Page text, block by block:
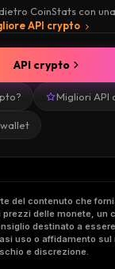
CoinStats con
API crypto
Migliori API
API crypto
del contenuto che
delle monete, un
destinato a
uso o affidamento sul
e discrezione.